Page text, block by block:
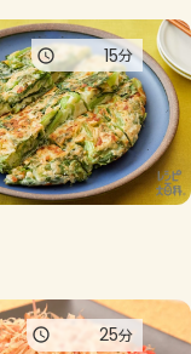
15分
25分